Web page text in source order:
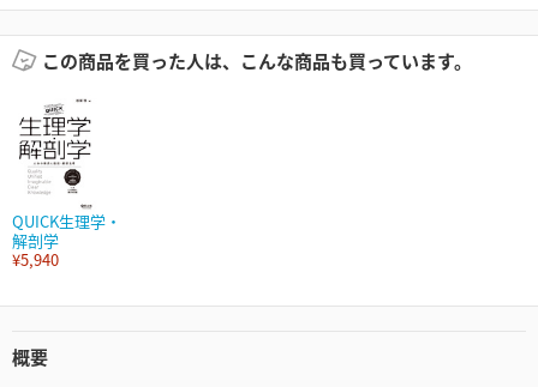
この商品を買った人は、こんな商品も買っています。
QUICK生理学・
解剖学
¥5,940
概要